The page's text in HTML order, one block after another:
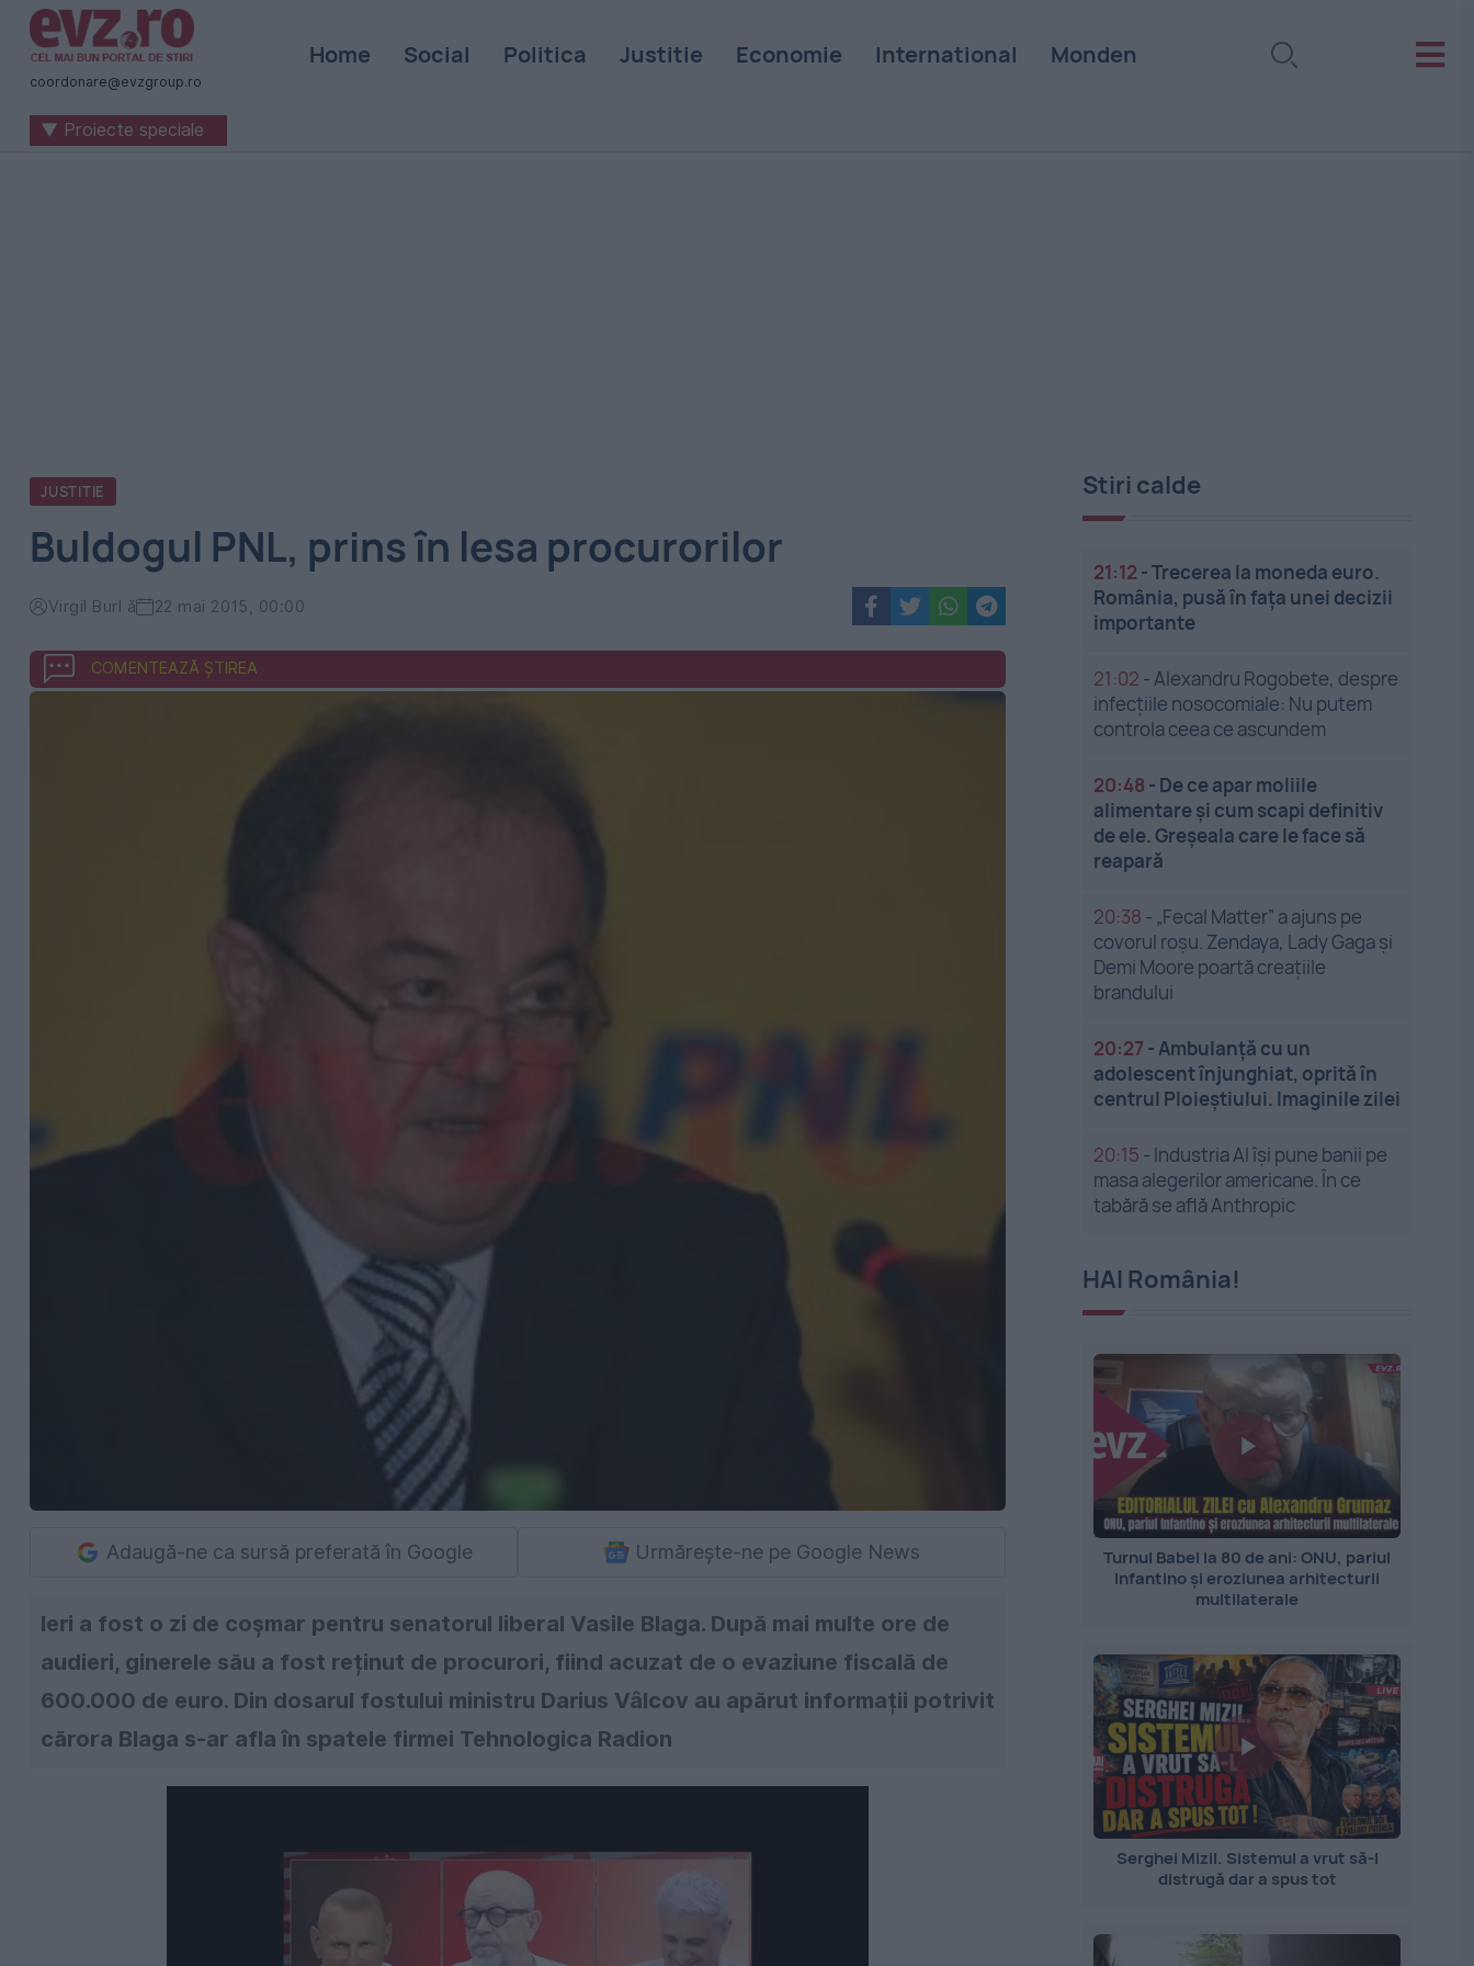
Știri
naționale
internaționale
coordonare@evzgroup.ro
Home Social Politica Justitie Economie International Monden
▼ Proiecte speciale
JUSTITIE
Buldogul PNL, prins în lesa procurorilor
Virgil Burl ă 22 mai 2015, 00:00
COMENTEAZĂ ȘTIREA
Adaugă-ne ca sursă preferată în Google Urmărește-ne pe Google News
Ieri a fost o zi de coșmar pentru senatorul liberal Vasile Blaga. După mai multe ore de
audieri, ginerele său a fost reținut de procurori, fiind acuzat de o evaziune fiscală de
600.000 de euro. Din dosarul fostului ministru Darius Vâlcov au apărut informații potrivit
cărora Blaga s-ar afla în spatele firmei Tehnologica Radion
Stiri calde
21:12 -Trecerea la moneda euro.
România, pusă în fața unei decizii
importante
21:02 -Alexandru Rogobete, despre
infecțiile nosocomiale: Nu putem
controla ceea ce ascundem
20:48 - De ce apar moliile
alimentare și cum scapi definitiv
de ele. Greșeala care le face să
reapară
20:38 - „Fecal Matter” a ajuns pe
covorul roșu. Zendaya, Lady Gaga și
Demi Moore poartă creațiile
brandului
20:27 -Ambulanță cu un
adolescent înjunghiat, oprită în
centrul Ploieștiului. Imaginile zilei
20:15 - Industria AI își pune banii pe
masa alegerilor americane. În ce
tabără se află Anthropic
HAI România!
Turnul Babel la 80 de ani: ONU, pariul
Infantino și eroziunea arhitecturii
multilaterale
Serghei Mizil. Sistemul a vrut să-l
distrugă dar a spus tot